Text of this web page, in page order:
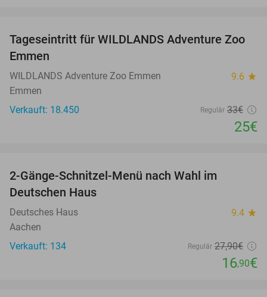
24%
Tageseintritt für WILDLANDS Adventure Zoo
Emmen
WILDLANDS Adventure Zoo Emmen 9.6 star
Emmen
Verkauft: 18.450
Regulär 33€
25€
2-Gänge-Schnitzel-Menü nach Wahl im
Deutschen Haus
Deutsches Haus 9.4 star
Aachen
Verkauft: 134
Regulär 27,90€
16,90€